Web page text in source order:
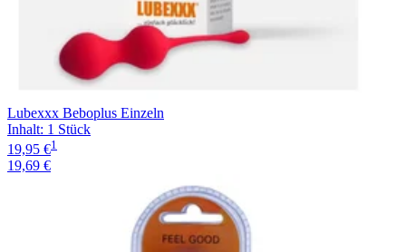
Lubexxx Beboplus Einzeln
Inhalt: 1 Stück
19,95 €1
19,69 €